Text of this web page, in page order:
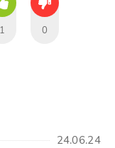
24.06.24
1 0